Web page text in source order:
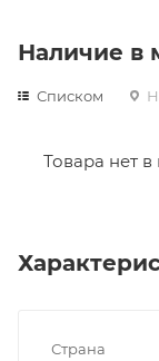
Наличие в
Списком
Товара нет
Страна